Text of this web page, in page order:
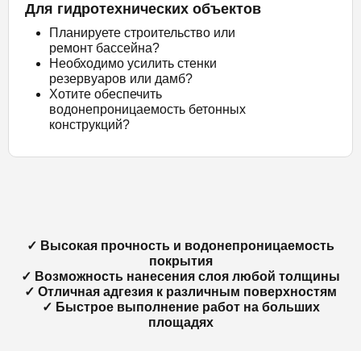
Для гидротехнических объектов
Планируете строительство или
ремонт бассейна?
Необходимо усилить стенки
резервуаров или дамб?
Хотите обеспечить
водонепроницаемость бетонных
конструкций?
✓ Высокая прочность и водонепроницаемость
покрытия
✓ Возможность нанесения слоя любой толщины
✓ Отличная адгезия к различным поверхностям
✓ Быстрое выполнение работ на больших
площадях